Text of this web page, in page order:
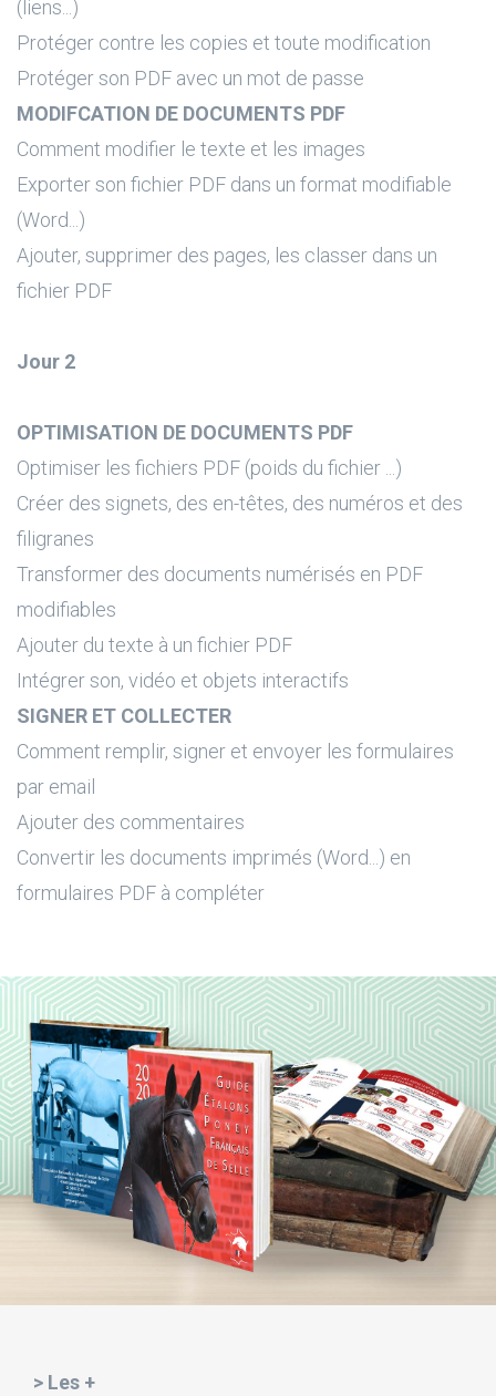
(liens...)
Protéger contre les copies et toute modification
Protéger son PDF avec un mot de passe
MODIFCATION DE DOCUMENTS PDF
Comment modifier le texte et les images
Exporter son fichier PDF dans un format modifiable
(Word...)
Ajouter, supprimer des pages, les classer dans un
fichier PDF
Jour 2
OPTIMISATION DE DOCUMENTS PDF
Optimiser les fichiers PDF (poids du fichier ...)
Créer des signets, des en-têtes, des numéros et des
filigranes
Transformer des documents numérisés en PDF
modifiables
Ajouter du texte à un fichier PDF
Intégrer son, vidéo et objets interactifs
SIGNER ET COLLECTER
Comment remplir, signer et envoyer les formulaires
par email
Ajouter des commentaires
Convertir les documents imprimés (Word...) en
formulaires PDF à compléter
> Les +